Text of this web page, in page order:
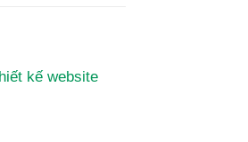
kế website